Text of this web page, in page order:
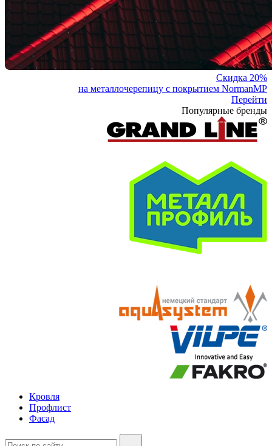
Скидка 20%
на металлочерепицу с покрытием NormanMP
Перейти
Популярные бренды
Кровля
Профлист
Фасад